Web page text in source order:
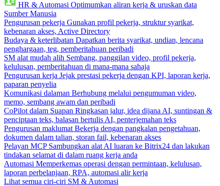
HR & Automasi Optimumkan aliran kerja & uruskan data
Sumber Manusia
Pengurusan pekerja Gunakan profil pekerja, struktur syarikat,
kebenaran akses, Active Directory
Budaya & keterlibatan Dapatkan berita syarikat, undian, lencana
penghargaan, teg, pemberitahuan peribadi
SM alat mudah alih Sembang, panggilan video, profil pekerja,
kelulusan, pemberitahuan di mana-mana sahaja
Pengurusan kerja Jejak prestasi pekerja dengan KPI, laporan kerja,
paparan penyelia
Komunikasi dalaman Berhubung melalui pengumuman video,
memo, sembang awam dan peribadi
CoPilot dalam Suapan Ringkasan jalur, idea dijana AI, suntingan &
penciptaan teks, balasan bertulis AI, penterjemahan teks
Pengurusan maklumat Bekerja dengan pangkalan pengetahuan,
dokumen dalam talian, storan fail, kebenaran akses
Pelayan MCP Sambungkan alat AI luaran ke Bitrix24 dan lakukan
tindakan selamat di dalam ruang kerja anda
Automasi Memperkemas operasi dengan permintaan, kelulusan,
laporan perbelanjaan, RPA, automasi alir kerja
Lihat semua ciri-ciri SM & Automasi